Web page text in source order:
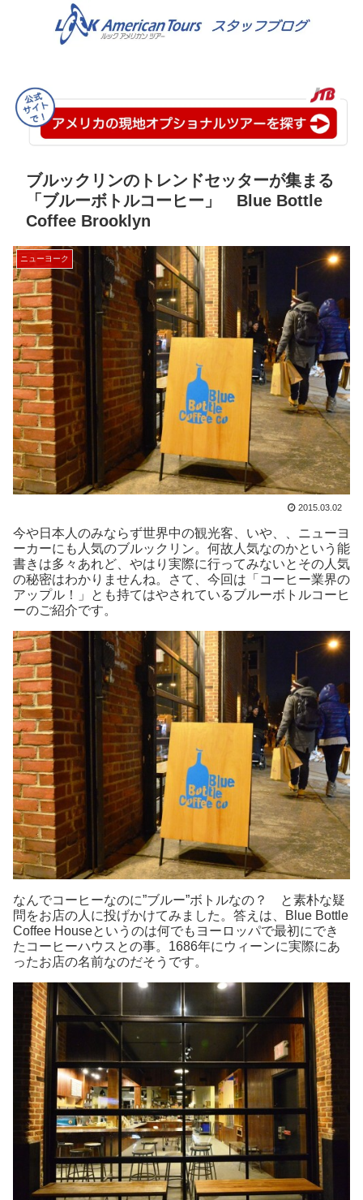
ブルックリンのトレンドセッターが集まる
「ブルーボトルコーヒー」 Blue Bottle
Coffee Brooklyn
ニューヨーク
2015.03.02
今や日本人のみならず世界中の観光客、いや、、ニューヨ
ーカーにも人気のブルックリン。何故人気なのかという能
書きは多々あれど、やはり実際に行ってみないとその人気
の秘密はわかりませんね。さて、今回は「コーヒー業界の
アップル！」とも持てはやされているブルーボトルコーヒ
ーのご紹介です。
なんでコーヒーなのに”ブルー”ボトルなの？ と素朴な疑
問をお店の人に投げかけてみました。答えは、Blue Bottle
Coffee Houseというのは何でもヨーロッパで最初にでき
たコーヒーハウスとの事。1686年にウィーンに実際にあ
ったお店の名前なのだそうです。